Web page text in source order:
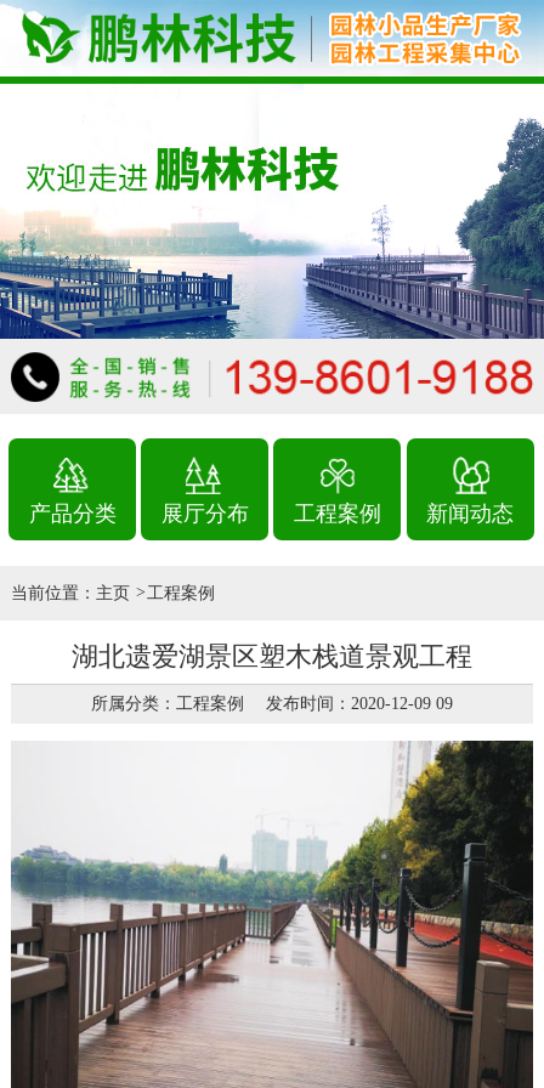
2 3
产品分类 展厅分布 工程案例 新闻动态
当前位置： 主页 工程案例
湖北遗爱湖景区塑木栈道景观工程
所属分类：工程案例 发布时间：2020-12-09 09